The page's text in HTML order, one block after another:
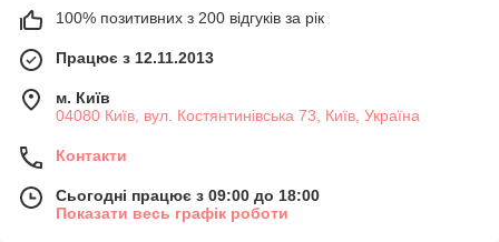
100% позитивних з 200 відгуків за рік
Працює з 12.11.2013
м. Київ
04080 Київ, вул. Костянтинівська 73, Київ, Україна
Контакти
Сьогодні працює з 09:00 до 18:00
Показати весь графік роботи